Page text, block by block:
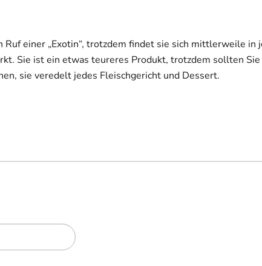
Ruf einer „Exotin“, trotzdem findet sie sich mittlerweile in
Sie ist ein etwas teureres Produkt, trotzdem sollten
sie veredelt jedes Fleischgericht und Dessert.